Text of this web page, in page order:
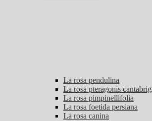
La rosa pendulina
La rosa pteragonis
La rosa pimpinellifolia
La rosa foetida persiana
La rosa canina